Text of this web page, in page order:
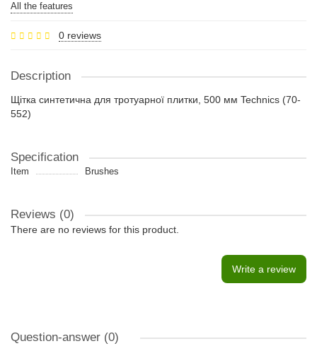
All the features
0 reviews
Description
Щітка синтетична для тротуарної плитки, 500 мм Technics (70-
552)
Specification
Item Brushes
Reviews (0)
There are no reviews for this product.
Write a review
Question-answer (0)